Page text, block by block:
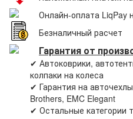
Онлайн-оплата LiqPay
Безналичный расчет
Гарантия от
✔ Автоковрики,
колпаки на колеса
✔ Гарантия на
Brothers, EMC Elegant
✔ Остальные категории